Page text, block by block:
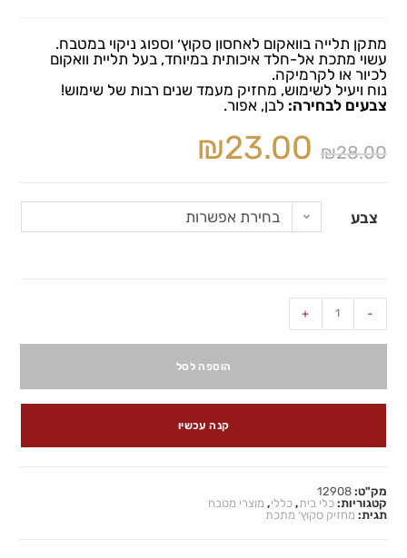
מתקן תלייה בוואקום לאחסון סקוץ׳ וספוג ניקוי במטבח.
עשוי מתכת אל-חלד איכותית במיוחד, בעל תליית וואקום
לכיור או לקרמיקה.
נוח ויעיל לשימוש, מחזיק מעמד שנים רבות של שימוש!
צבעים לבחירה: לבן, אפור.
₪28.00
₪23.00
צבע בחירת אפשרות
-
+
הוספה לסל
קנה עכשיו
מק"ט:12908
קטגוריות:כלי בית,כללי, מוצרי מטבח
תגית: מחזיק סקוץ׳ מתכת